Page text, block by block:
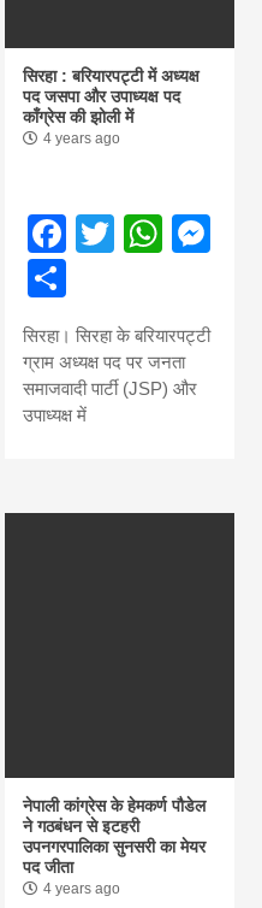
सिरहा : बरियारपट्टी में अध्यक्ष
पद जसपा और उपाध्यक्ष पद
काँग्रेस की झोली में
4 years ago
Facebook
Twitter
Share
सिरहा। सिरहा के बरियारपट्टी
ग्राम अध्यक्ष पद पर जनता
समाजवादी पार्टी (JSP) और
उपाध्यक्ष में
नेपाली कांग्रेस के हेमकर्ण पौडेल
ने गठबंधन से इटहरी
उपनगरपालिका सुनसरी का मेयर
पद जीता
4 years ago